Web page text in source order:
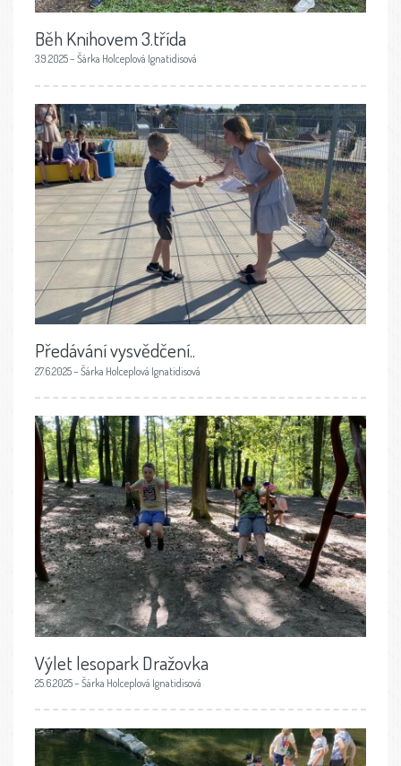
Běh Knihovem 3.třída
3.9.2025 – Šárka Holceplová Ignatidisová
Předávání vysvědčení..
27.6.2025 – Šárka Holceplová Ignatidisová
Výlet lesopark Dražovka
25.6.2025 – Šárka Holceplová Ignatidisová